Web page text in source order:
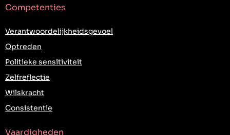
Competenties
Verantwoordelijkheidsgevoel
Optreden
Politieke sensitiviteit
Zelfreflectie
Wilskracht
Consistentie
Vaardigheden